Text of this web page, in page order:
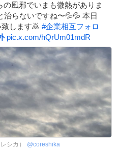
風邪でいまも微熱がありま
らないですね〜💦💦 本日
します🙇 #企業相互フォロ
pic.x.com/hQrUm01mdR
シカ） @coreshika